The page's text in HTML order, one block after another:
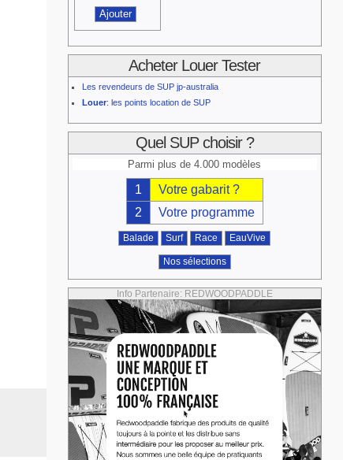
Acheter Louer Tester
Les revendeurs de SUP jp-australia
Louer: les points location de SUP
Quel SUP choisir ?
Parmi plus de 4.000 modèles
1
Votre gabarit ?
2
Votre programme
Balade Surf Race EauVive
Nos sélections
Info Partenaire: REDWOODPADDLE